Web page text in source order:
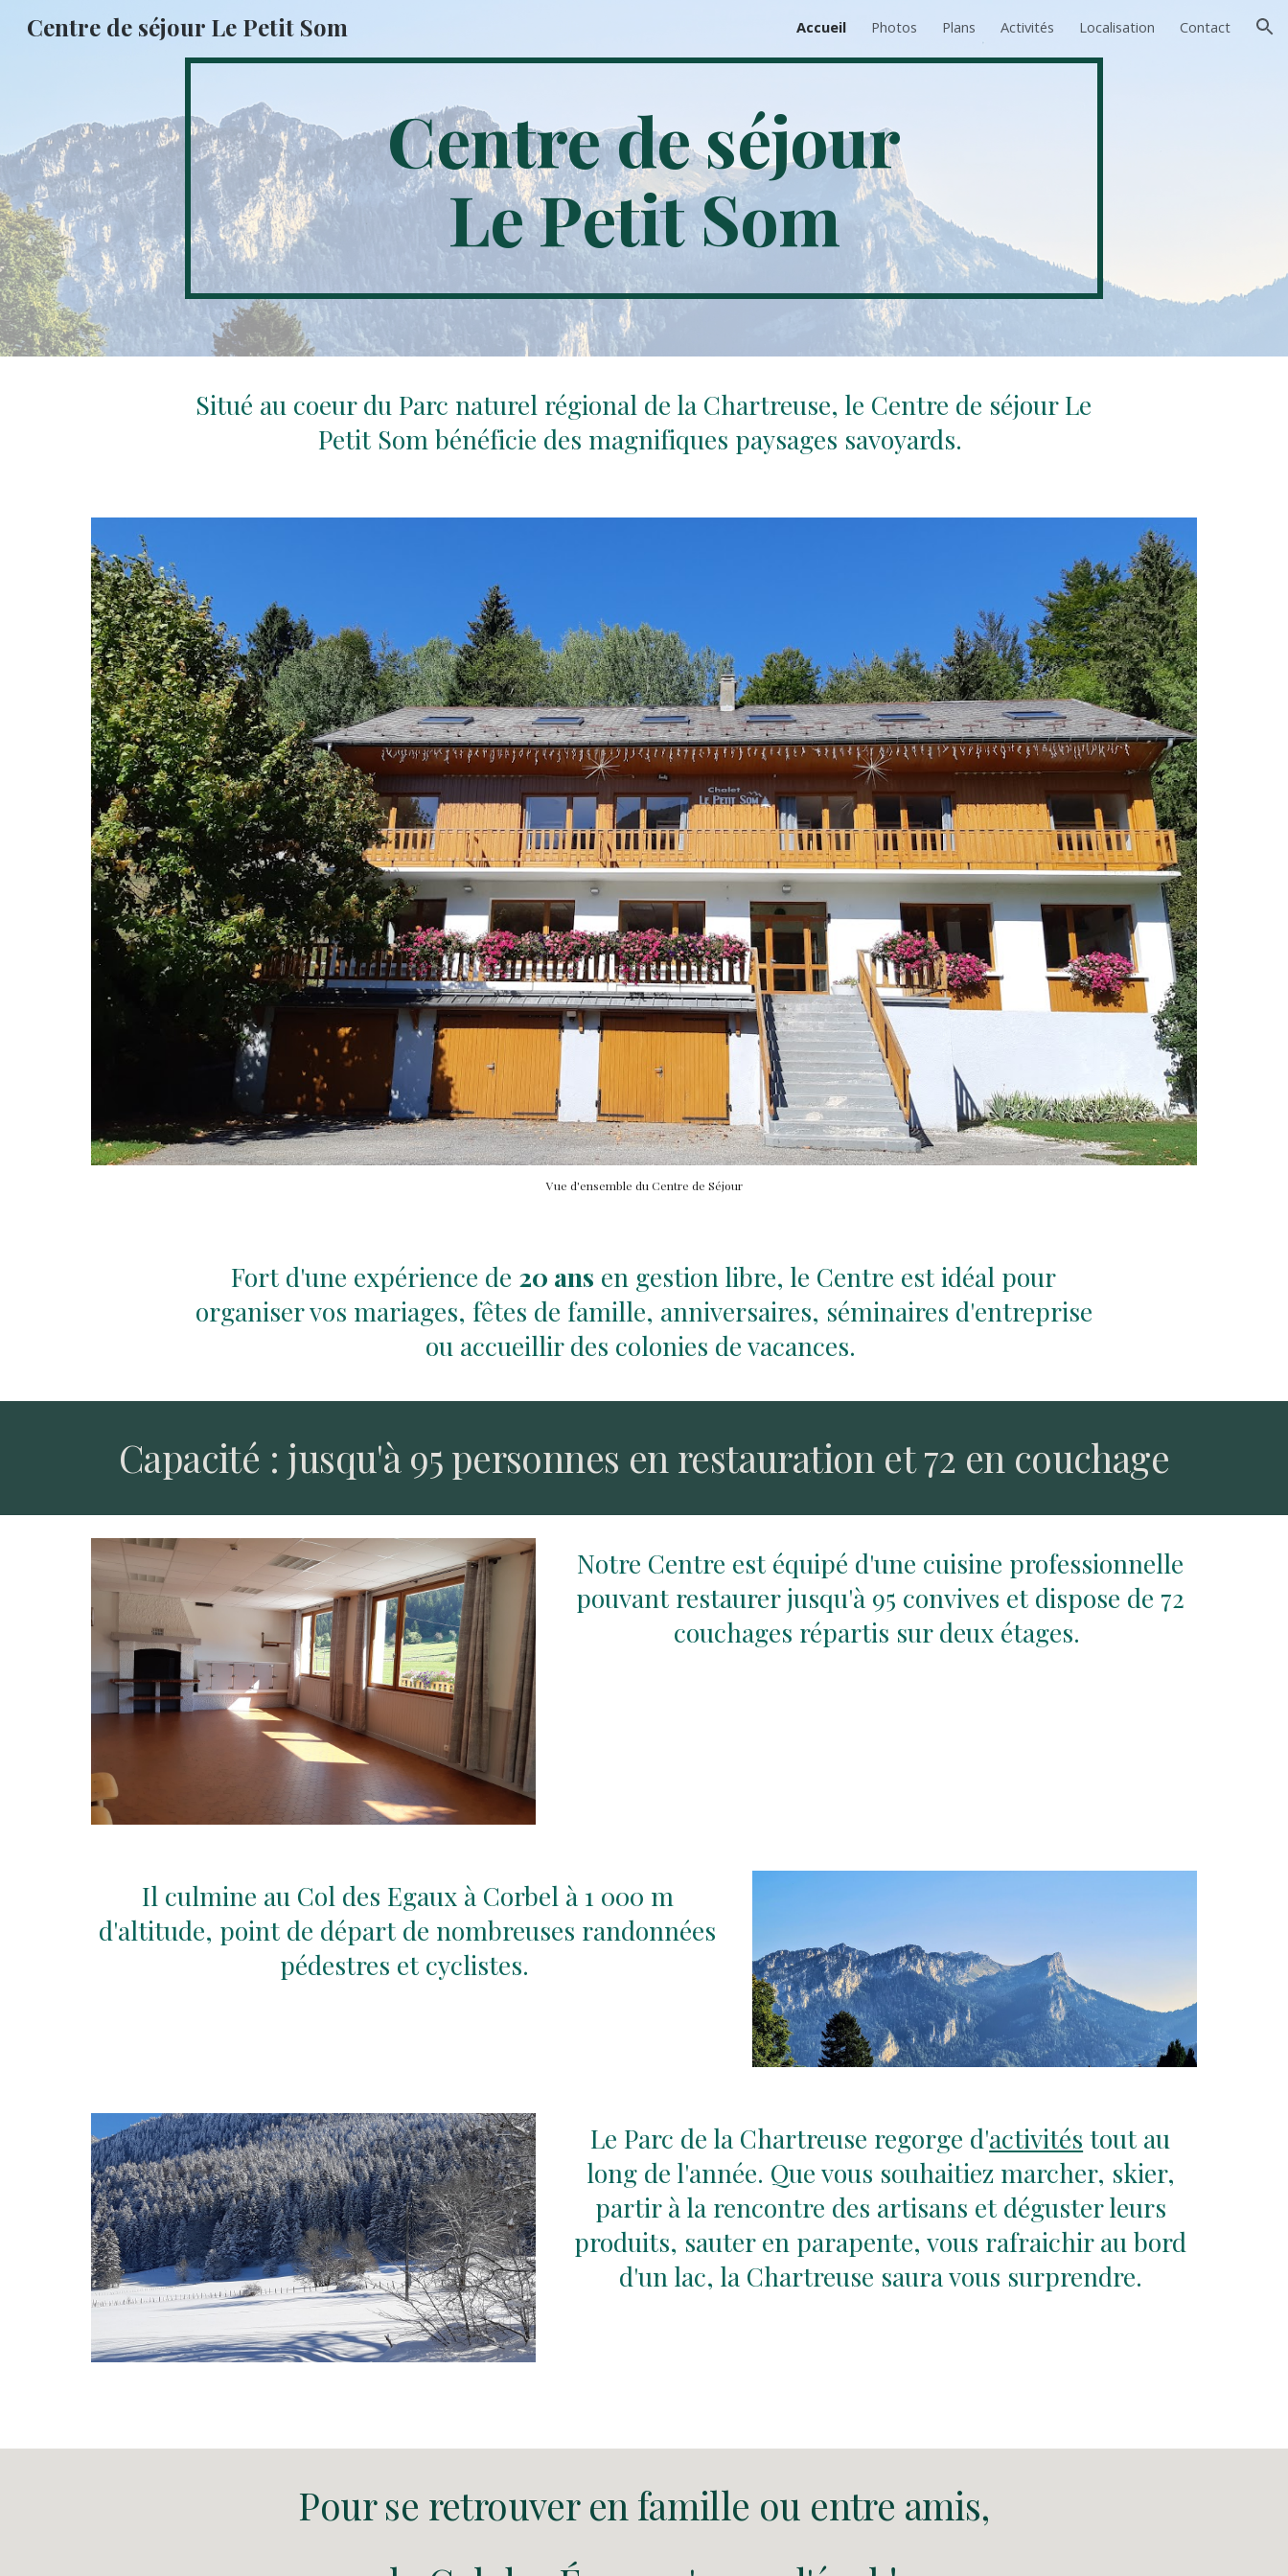
Skip to navigation
Centre de séjour Le Petit Som Accueil Photos Plans Activités Localisation Contact
Centre de séjour
Le Petit Som
Situé au coeur du Parc naturel régional de la Chartreuse, le Centre de séjour Le
Petit Som bénéficie des magnifiques paysages savoyards.
Vue d'ensemble du Centre de Séjour
Fort d'une expérience de 20 ans en gestion libre, le Centre est idéal pour
organiser vos mariages, fêtes de famille, anniversaires, séminaires d'entreprise
ou accueillir des colonies de vacances.
Capacité : jusqu'à 95 personnes en restauration et 72 en couchage
Notre Centre est équipé d'une cuisine professionnelle
pouvant restaurer jusqu'à 95 convives et dispose de 72
couchages répartis sur deux étages.
Il culmine au Col des Egaux à Corbel à 1 000 m
d'altitude, point de départ de nombreuses randonnées
pédestres et cyclistes.
Le Parc de la Chartreuse regorge d'activités tout au
long de l'année. Que vous souhaitiez marcher, skier,
partir à la rencontre des artisans et déguster leurs
produits, sauter en parapente, vous rafraichir au bord
d'un lac, la Chartreuse saura vous surprendre.
Pour se retrouver en famille ou entre amis,